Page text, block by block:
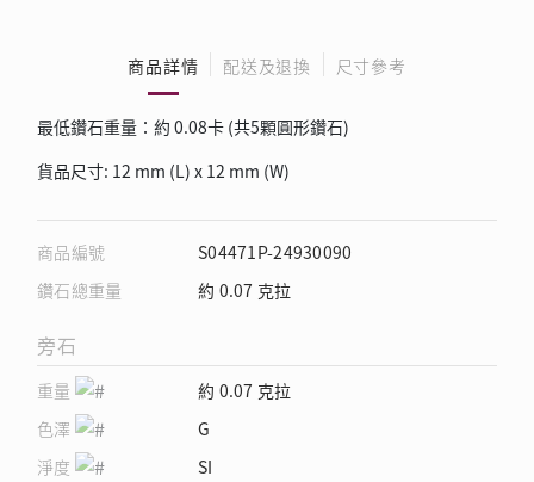
商品詳情 配送及退換 尺寸參考
最低鑽石重量：約 0.08卡 (共5顆圓形鑽石)
貨品尺寸: 12 mm (L) x 12 mm (W)
商品編號
S04471P-24930090
鑽石總重量
約 0.07 克拉
旁石
重量
約 0.07 克拉
色澤
G
淨度
SI